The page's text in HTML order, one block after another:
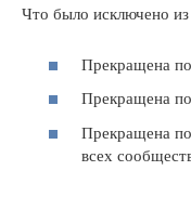
Что было исключено из
Прекращена
Прекращена
Прекращена
всех